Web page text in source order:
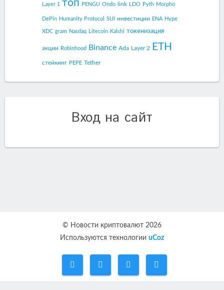
Layer 1 топ PENGU Ondo link LDO Pyth Morpho
DePin Humanity Protocol SUI инвестиции ENA Hype
XDC gram Nasdaq Litecoin Kalshi токенизация
акции Robinhood Binance Ada Layer 2 ETH
стейкинг PEPE Tether
Вход на сайт
© Новости криптовалют 2026
Используются технологии uCoz